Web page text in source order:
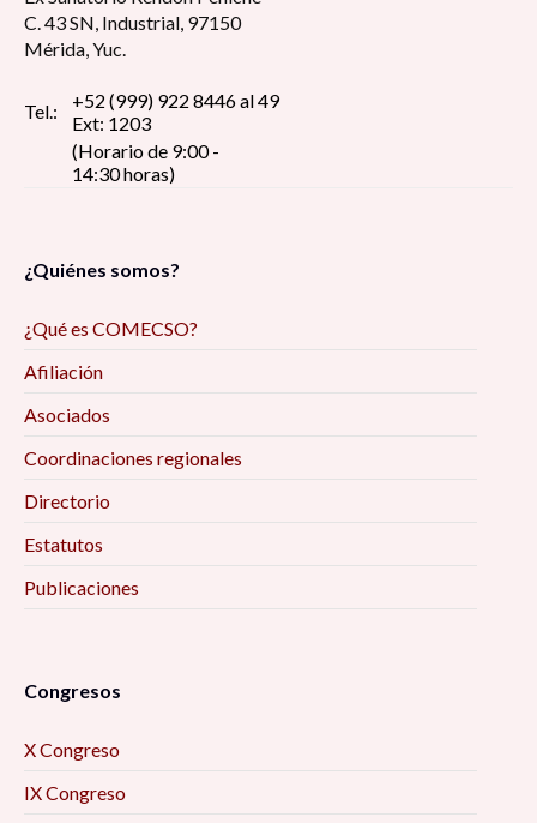
C. 43 SN, Industrial, 97150
Mérida, Yuc.
Tel.:
+52 (999) 922 8446 al 49
Ext: 1203
(Horario de 9:00 -
14:30 horas)
¿Quiénes somos?
¿Qué es COMECSO?
Afiliación
Asociados
Coordinaciones regionales
Directorio
Estatutos
Publicaciones
Congresos
X Congreso
IX Congreso